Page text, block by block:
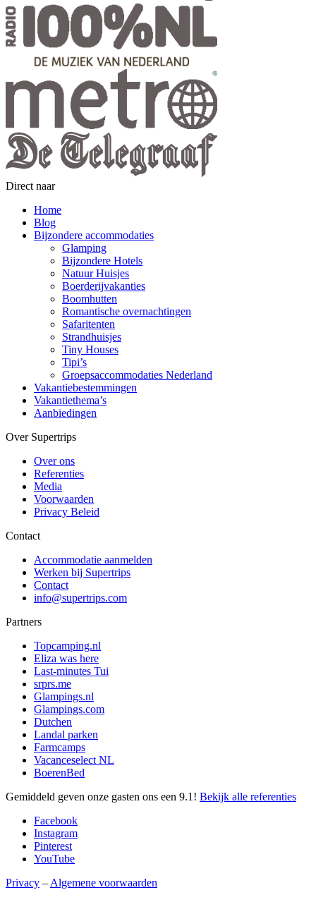
Direct naar
Home
Blog
Bijzondere accommodaties
Glamping
Bijzondere Hotels
Natuur Huisjes
Boerderijvakanties
Boomhutten
Romantische overnachtingen
Safaritenten
Strandhuisjes
Tiny Houses
Tipi’s
Groepsaccommodaties Nederland
Vakantiebestemmingen
Vakantiethema’s
Aanbiedingen
Over Supertrips
Over ons
Referenties
Media
Voorwaarden
Privacy Beleid
Contact
Accommodatie aanmelden
Werken bij Supertrips
Contact
info@supertrips.com
Partners
Topcamping.nl
Eliza was here
Last-minutes Tui
srprs.me
Glampings.nl
Glampings.com
Dutchen
Landal parken
Farmcamps
Vacanceselect NL
BoerenBed
Gemiddeld geven onze gasten ons een 9.1 ! Bekijk alle referenties
Facebook
Instagram
Pinterest
YouTube
Privacy – Algemene voorwaarden